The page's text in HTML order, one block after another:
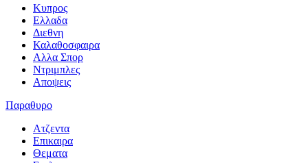
Κυπρος
Ελλαδα
Διεθνη
Καλαθοσφαιρα
Αλλα Σπορ
Ντριμπλες
Αποψεις
Παραθυρο
Ατζεντα
Επικαιρα
Θεματα